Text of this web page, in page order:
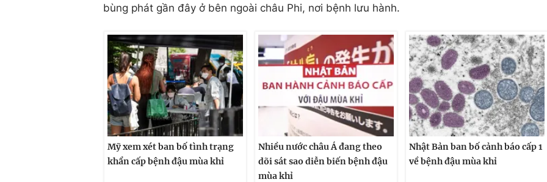
bùng phát gần đây ở bên ngoài châu Phi, nơi bệnh lưu hành.
Mỹ xem xét ban bố tình trạng
khẩn cấp bệnh đậu mùa khỉ
Nhiều nước châu Á đang theo
dõi sát sao diễn biến bệnh đậu
mùa khỉ
Nhật Bản ban bố cảnh báo cấp 1
về bệnh đậu mùa khỉ